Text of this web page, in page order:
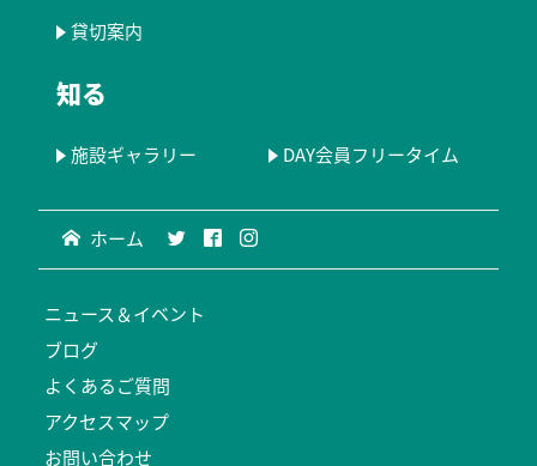
貸切案内
知る
施設ギャラリー DAY会員フリータイム
ホーム
ニュース＆イベント
ブログ
よくあるご質問
アクセスマップ
お問い合わせ